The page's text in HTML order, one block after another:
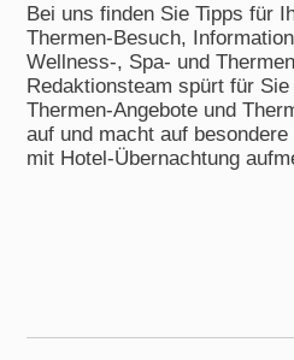
Bei uns finden Sie Tipps für
Thermen-Besuch,
Wellness-, Spa- und
Redaktionsteam spürt für
Thermen-Angebote und
auf und macht auf
mit Hotel-Übernachtung